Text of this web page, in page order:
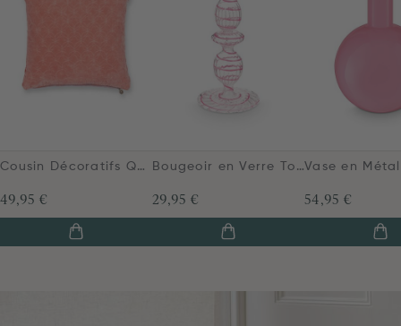
Cousin Décoratifs Quilty Dreams Corail
49,95 €
Bougeoir en Verre Tourbillon Rose 20cm
29,95 € 54,95 €